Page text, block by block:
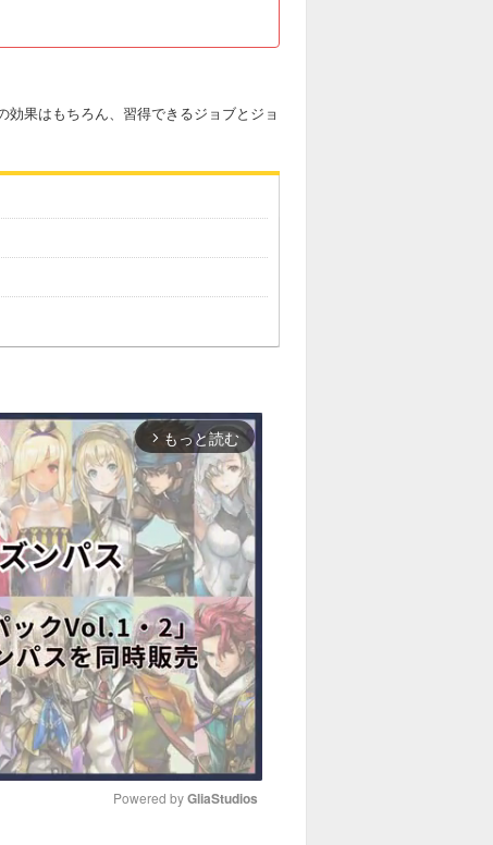
果はもちろん、習得できるジョブとジョ
arrow_forward_ios もっと読む
Powered by GliaStudios